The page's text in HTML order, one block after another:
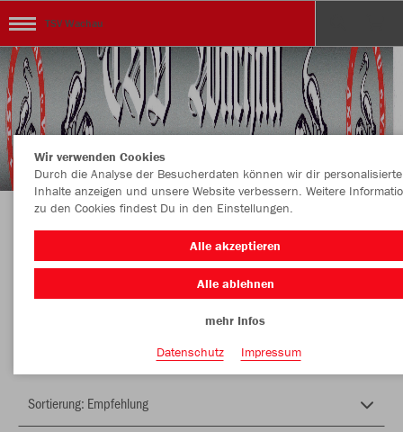
TSV Wachau
Herzlich Willkommen im Teamshop TSV
Wachau
Wir verwenden Cookies
Durch die Analyse der Besucherdaten können wir dir personalisierte
Inhalte anzeigen und unsere Website verbessern. Weitere
zu den Cookies findest Du in den Einstellungen.
Alle akzeptieren
Alle ablehnen
mehr Infos
Datenschutz
Impressum